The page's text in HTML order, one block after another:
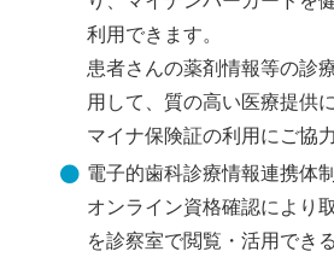
利用できます。
患者さんの薬剤情報等の診
用して、質の高い医療提供
マイナ保険証の利用にご協
電子的歯科診療情報連携体
オンライン資格確認により
を診察室で閲覧・活用でき